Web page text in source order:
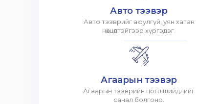
Авто тээвэр
Авто тээврийг аюулгүй, уян хатан
нөхцөлтэйгээр хүргэдэг.
Агаарын тээвэр
Агаарын тээврийн цогц шийдлийг
санал болгоно.